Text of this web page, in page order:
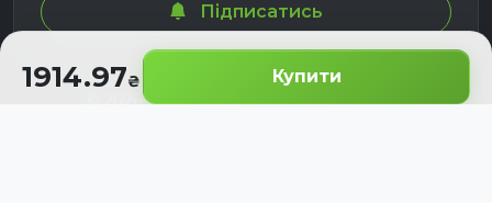
1914.97 Купити
Підписатись
© 2026 СЕЛМ АГРО. Всі права захищені.